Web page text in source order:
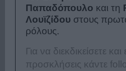
Παπαδόπουλο και τη
Λουϊζίδου στους
ρόλους.
Για να διεκδικείσετε και
προσκλήσεις κάντε